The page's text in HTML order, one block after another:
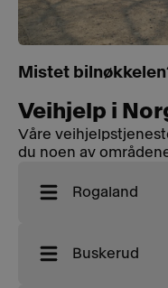
Mistet
Veihjelp i
Våre
du noen av
Rogaland
Buskerud